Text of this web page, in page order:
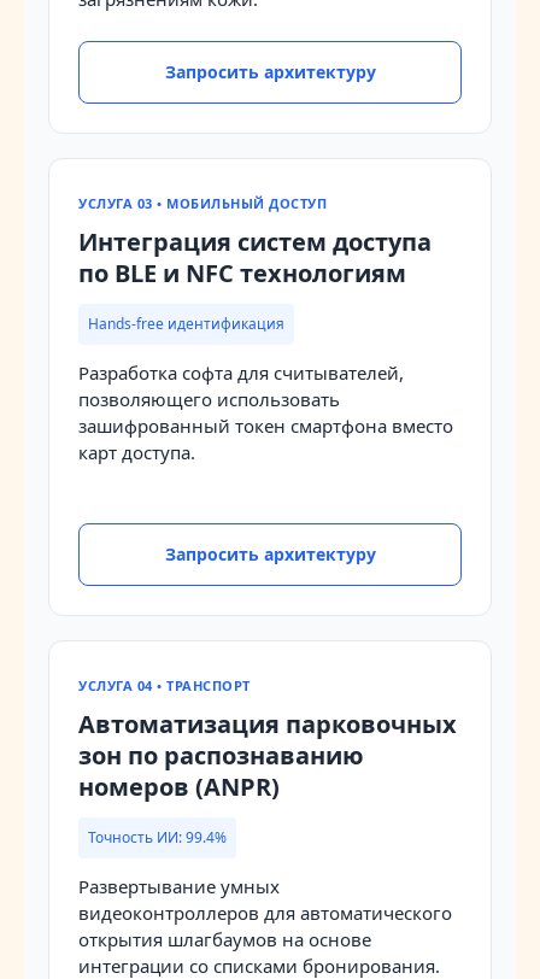
Запросить архитектуру
УСЛУГА 03 • МОБИЛЬНЫЙ ДОСТУП
Интеграция систем доступа
по BLE и NFC технологиям
Hands-free идентификация
Разработка софта для считывателей,
позволяющего использовать
зашифрованный токен смартфона вместо
карт доступа.
Запросить архитектуру
УСЛУГА 04 • ТРАНСПОРТ
Автоматизация парковочных
зон по распознаванию
номеров (ANPR)
Точность ИИ: 99.4%
Развертывание умных
видеоконтроллеров для автоматического
открытия шлагбаумов на основе
интеграции со списками бронирования.